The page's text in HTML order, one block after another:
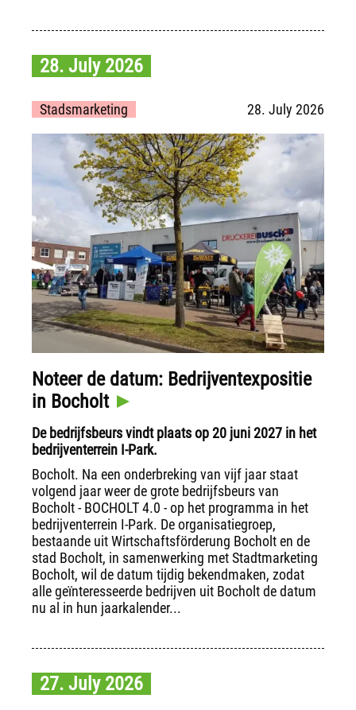
28. July 2026
Stadsmarketing 28. July 2026
Noteer de datum: Bedrijventexpositie
in Bocholt
De bedrijfsbeurs vindt plaats op 20 juni 2027 in het
bedrijventerrein I-Park.
Bocholt. Na een onderbreking van vijf jaar staat
volgend jaar weer de grote bedrijfsbeurs van
Bocholt - BOCHOLT 4.0 - op het programma in het
bedrijventerrein I-Park. De organisatiegroep,
bestaande uit Wirtschaftsförderung Bocholt en de
stad Bocholt, in samenwerking met Stadtmarketing
Bocholt, wil de datum tijdig bekendmaken, zodat
alle geïnteresseerde bedrijven uit Bocholt de datum
nu al in hun jaarkalender...
27. July 2026